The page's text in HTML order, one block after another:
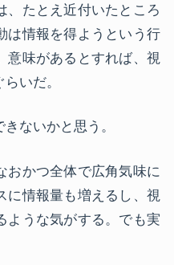
、たとえ近付いたところ
は情報を得ようという行
意味があるとすれば、視
いだ。
ないかと思う。
おかつ全体で広角気味に
に情報量も増えるし、視
ような気がする。でも実